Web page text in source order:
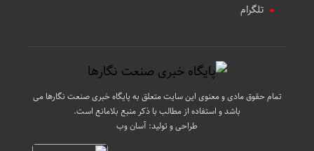
تلگرام
تمام حقوق مادی و معنوی این سایت متعلق به پایگاه خبری صنعت نگارها می
باشد و استفاده از مطالب با ذکر منبع بلامانع است.
طراحی و تولید:آسان وب